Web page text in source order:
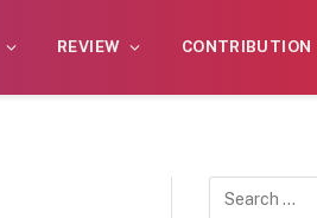
REVIEW CONTRIBUTION